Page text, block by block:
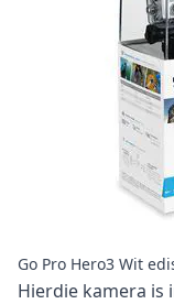
Go Pro Hero3 Wit
Hierdie kamera is